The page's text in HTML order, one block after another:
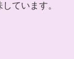
ています。